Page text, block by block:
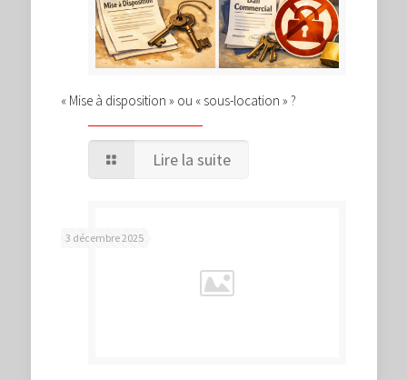
« Mise à disposition » ou « sous-location » ?
Lire la suite
3 décembre 2025